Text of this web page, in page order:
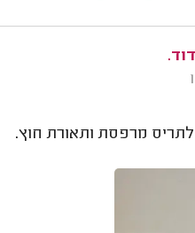
מרפסת ותאורת חוץ.